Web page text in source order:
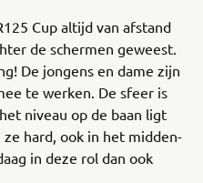
Cup altijd van afstand
de schermen geweest.
De jongens en dame zijn
te werken. De sfeer is
niveau op de baan ligt
hard, ook in het midden-
in deze rol dan ook